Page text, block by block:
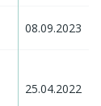
08.09.2023
25.04.2022